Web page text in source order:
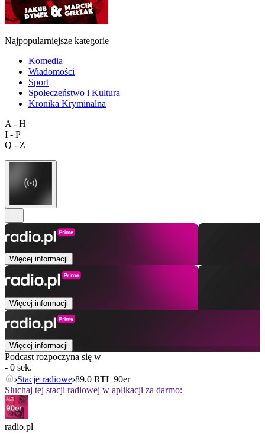
Najpopularniejsze kategorie
Komedia
Wiadomości
Sport
Społeczeństwo i Kultura
Kronika Kryminalna
A - H
I - P
Q - Z
Więcej informacji
Więcej informacji
Więcej informacji
Podcast rozpoczyna się w
- 0 sek.
Stacje radiowe 89.0 RTL 90er
Słuchaj tej stacji radiowej w aplikacji za darmo:
radio.pl